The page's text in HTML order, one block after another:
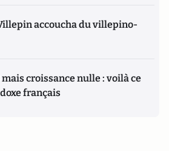
accoucha du villepino-
mais croissance nulle : voilà ce
français